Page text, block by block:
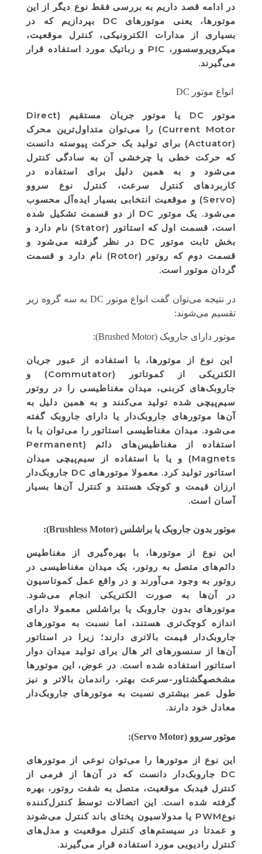
در ادامه قصد داریم به بررسی فقط نوع دیگر از این
موتورها، یعنی موتورهای DC بپردازیم که در
بسیاری از مدارات الکترونیکی، کنترل موقعیت،
میکروپروسسور، PIC و رباتیک مورد استفاده قرار
می‌گیرند.
انواع موتور DC
موتور DC یا موتور جریان مستقیم (Direct
Current Motor) را می‌توان متداول‌ترین محرک
(Actuator) برای تولید یک حرکت پیوسته دانست
که حرکت خطی یا چرخشی آن به سادگی کنترل
می‌شود و به همین دلیل برای استفاده در
کاربردهای کنترل سرعت، کنترل نوع سروو
(Servo) و موقعیت انتخابی بسیار ایده‌آل محسوب
می‌شود. یک موتور DC از دو قسمت تشکیل شده
است، قسمت اول که استاتور (Stator) نام دارد و
بخش ثابت موتور DC در نظر گرفته می‌شود و
قسمت دوم که روتور (Rotor) نام دارد و قسمت
گردان موتور است.
در نتیجه می‌توان گفت انواع موتور DC به سه گروه زیر
تقسیم می‌شوند:
موتور دارای جاروبک (Brushed Motor):
این نوع از موتورها، با استفاده از عبور جریان
الکتریکی از کموتاتور (Commutator) و
جاروبک‌های کربنی، میدان مغناطیسی را در روتور
سیم‌پیچی شده تولید می‌کنند و به همین دلیل به
آن‌ها موتورهای جاروبک‌دار یا دارای جاروبک گفته
می‌شود. میدان مغناطیسی استاتور را می‌توان یا با
استفاده از مغناطیس‌های دائم (Permanent
Magnets) و یا با استفاده از سیم‌پیچی میدان
استاتور تولید کرد. معمولا موتورهای DC جاروبک‌دار
ارزان قیمت و کوچک هستند و کنترل آن‌ها بسیار
آسان است.
موتور بدون جاروبک یا براشلس (Brushless Motor):
این نوع از موتورها، با بهره‌گیری از مغناطیس
دائم‌های متصل به روتور، یک میدان مغناطیسی در
روتور به وجود می‌آورند و در واقع عمل کموتاسیون
در آن‌ها به صورت الکتریکی انجام می‌شود.
موتورهای بدون جاروبک یا براشلس معمولا دارای
اندازه کوچک‌تری هستند، اما نسبت به موتورهای
جاروبک‌دار قیمت بالاتری دارند؛ زیرا در استاتور
آن‌ها از سنسورهای اثر هال برای تولید میدان دوار
استاتور استفاده شده است. در عوض، این موتورها
مشخصهگشتاور-سرعت بهتر، راندمان بالاتر و نیز
طول عمر بیشتری نسبت به موتورهای جاروبک‌دار
معادل خود دارند.
موتور سروو (Servo Motor):
این نوع از موتورها را می‌توان نوعی از موتورهای
DC جاروبک‌دار دانست که در آن‌ها از فرمی از
کنترل فیدبک موقعیت، متصل به شفت روتور، بهره
گرفته شده است. این اتصالات توسط کنترل‌کننده
نوعPWM یا مدولاسیون پختای باند کنترل می‌شوند
و عمدتا در سیستم‌های کنترل موقعیت و مدل‌های
کنترل رادیویی مورد استفاده قرار می‌گیرند.